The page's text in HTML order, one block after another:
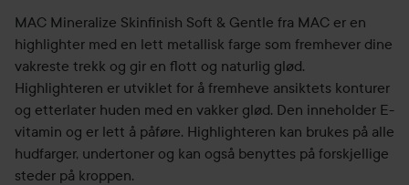
MAC Mineralize Skinfinish Soft & Gentle fra MAC er en
highlighter med en lett metallisk farge som fremhever dine
vakreste trekk og gir en flott og naturlig glød.
Highlighteren er utviklet for å fremheve ansiktets konturer
og etterlater huden med en vakker glød. Den inneholder E-
vitamin og er lett å påføre. Highlighteren kan brukes på alle
hudfarger, undertoner og kan også benyttes på forskjellige
steder på kroppen.